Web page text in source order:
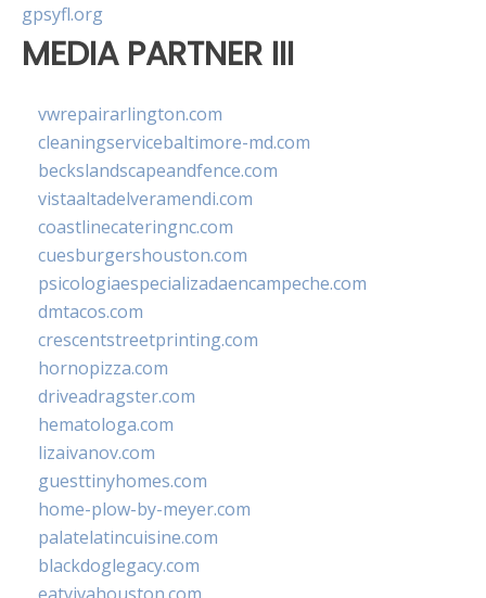
gpsyfl.org
MEDIA PARTNER III
vwrepairarlington.com
cleaningservicebaltimore-md.com
beckslandscapeandfence.com
vistaaltadelveramendi.com
coastlinecateringnc.com
cuesburgershouston.com
psicologiaespecializadaencampeche.com
dmtacos.com
crescentstreetprinting.com
hornopizza.com
driveadragster.com
hematologa.com
lizaivanov.com
guesttinyhomes.com
home-plow-by-meyer.com
palatelatincuisine.com
blackdoglegacy.com